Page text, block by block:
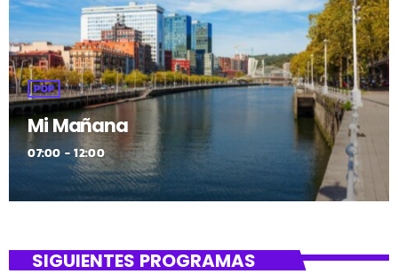
POP
Mi Mañana
07:00 - 12:00
SIGUIENTES PROGRAMAS